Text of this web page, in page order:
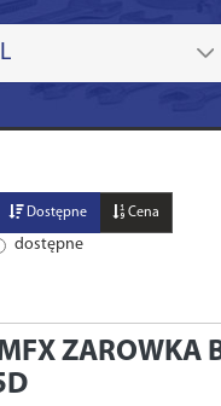
Dostępne Cena
dostępne
ZAROWKA